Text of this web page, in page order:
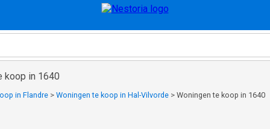
koop in 1640
in Flandre > Woningen te koop in Hal-Vilvorde > Woningen te koop in 1640